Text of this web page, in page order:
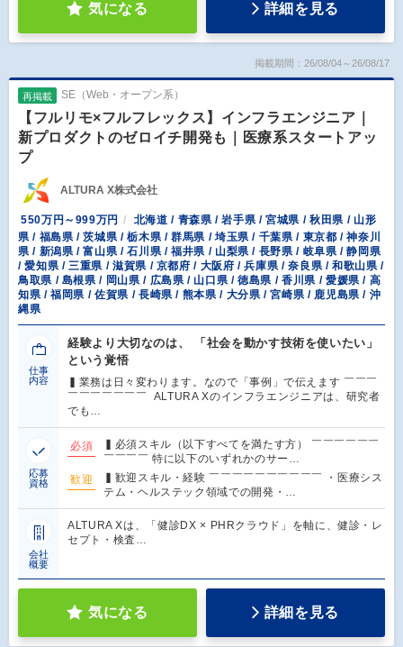
気になる 詳細を見る
掲載期間：26/08/04～26/08/17
再掲載 SE（Web・オープン系）
【フルリモ×フルフレックス】インフラエンジニア｜
新プロダクトのゼロイチ開発も｜医療系スタートアッ
プ
ALTURA X株式会社
550万円～999万円
北海道 / 青森県 / 岩手県 / 宮城県 / 秋田県 / 山形
県 / 福島県 / 茨城県 / 栃木県 / 群馬県 / 埼玉県 / 千葉県 / 東京都 / 神奈川
県 / 新潟県 / 富山県 / 石川県 / 福井県 / 山梨県 / 長野県 / 岐阜県 / 静岡県
/ 愛知県 / 三重県 / 滋賀県 / 京都府 / 大阪府 / 兵庫県 / 奈良県 / 和歌山県 /
鳥取県 / 島根県 / 岡山県 / 広島県 / 山口県 / 徳島県 / 香川県 / 愛媛県 / 高
知県 / 福岡県 / 佐賀県 / 長崎県 / 熊本県 / 大分県 / 宮崎県 / 鹿児島県 / 沖
縄県
仕事
内容
経験より大切なのは、 「社会を動かす技術を使いたい」
という覚悟
▍業務は日々変わります。なので「事例」で伝えます ￣￣￣
￣￣￣￣￣￣￣ ALTURA Xのインフラエンジニアは、研究者
でも…
応募
資格
必須
▍必須スキル（以下すべてを満たす方） ￣￣￣￣￣￣
￣￣￣￣ 特に以下のいずれかのサー…
歓迎
▍歓迎スキル・経験 ￣￣￣￣￣￣￣￣￣￣ ・医療シス
テム・ヘルステック領域での開発・…
会社
概要
ALTURA Xは、「健診DX × PHRクラウド」を軸に、健診・レ
セプト・検査…
気になる 詳細を見る